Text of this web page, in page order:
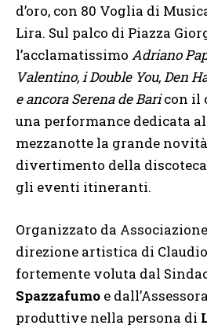
d’oro, con 80 Voglia di
Lira. Sul palco di Piazza
l’acclamatissimo Adriano
Valentino, i Double You, Den
e ancora Serena de Baricon il
una performance dedicata
mezzanotte la grande
divertimento della
gli eventi itineranti.
Organizzato da
direzione artistica di
fortemente voluta dal
Spazzafumo e
produttive nella persona di